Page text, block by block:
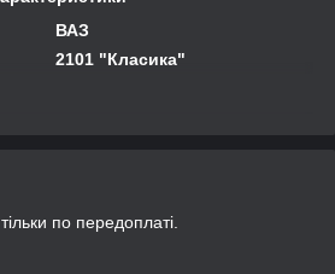
ВАЗ
2101 "Класика"
по передоплаті.